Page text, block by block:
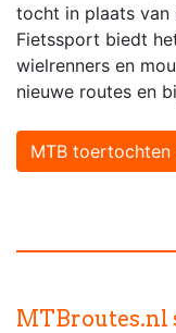
tocht in plaats van
Fietssport biedt
wielrenners en
nieuwe routes en
MTB toertochten
MTBroutes.nl